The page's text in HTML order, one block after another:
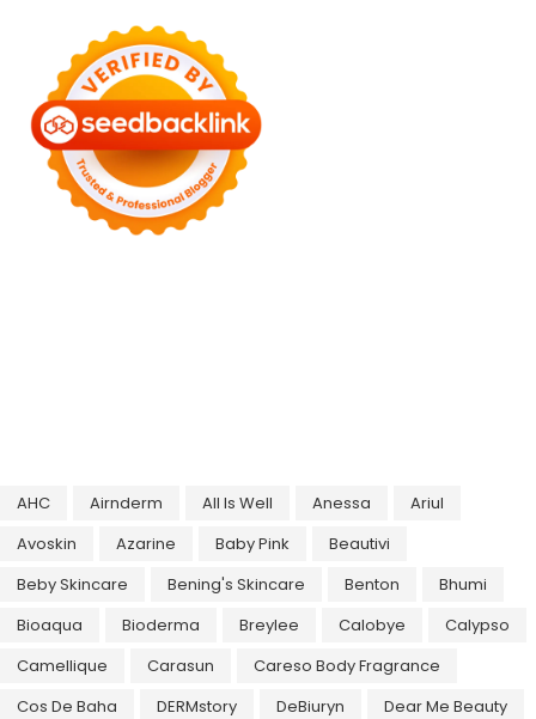
AHC Airnderm All Is Well Anessa
Ariul
Avoskin
Azarine Baby Pink
Beautivi
Beby Skincare
Bening's Skincare Benton
Bhumi
Bioaqua
Bioderma Breylee Calobye
Calypso
Camellique
Carasun
Careso Body Fragrance
Cos De Baha
DERMstory DeBiuryn
Dear Me Beauty